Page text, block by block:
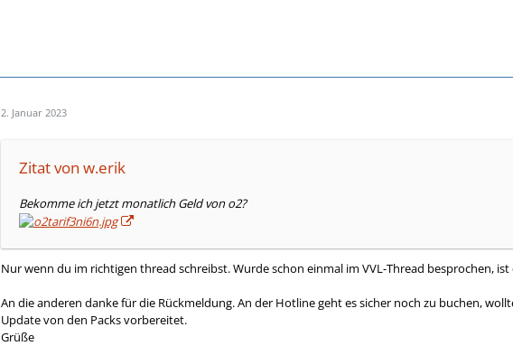
2. Januar 2023
Zitat von w.erik
Bekomme ich jetzt monatlich Geld von o2?
Nur wenn du im richtigen thread schreibst. Wurde schon einmal im VVL-Thread besprochen, ist
An die anderen danke für die Rückmeldung. An der Hotline geht es sicher noch zu buchen,
Update von den Packs vorbereitet.
Grüße